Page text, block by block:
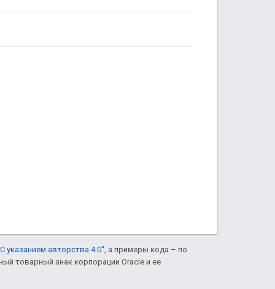
указанием авторства 4.0" , а примеры кода – по
товарный знак корпорации Oracle и ее